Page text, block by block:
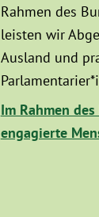
Rahmen des
leisten wir
Ausland und
Im Rahmen
engagierte